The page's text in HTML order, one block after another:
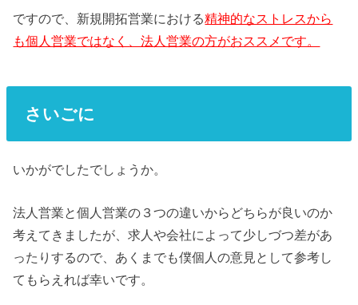
ですので、新規開拓営業における精神的なストレスから
も個人営業ではなく、法人営業の方がおススメです。
さいごに
いかがでしたでしょうか。
法人営業と個人営業の３つの違いからどちらが良いのか
考えてきましたが、求人や会社によって少しづつ差があ
ったりするので、あくまでも僕個人の意見として参考し
てもらえれば幸いです。